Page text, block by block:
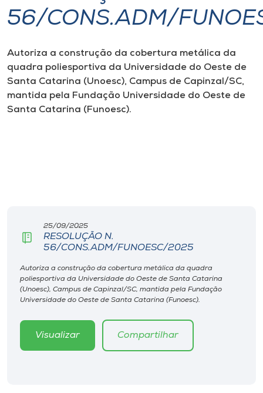
I.nova
Diplomados
Cultura
Rádio
Museu
Unoesc
Store
56/CONS.ADM/
Autoriza a construção da cobertura metálica da
quadra poliesportiva da Universidade do Oeste de
Santa Catarina (Unoesc), Campus de Capinzal/SC,
mantida pela Fundação Universidade do Oeste de
Santa Catarina (Funoesc).
25/09/2025
RESOLUÇÃO N.
56/CONS.ADM/FUNOESC/2025
Autoriza a construção da cobertura metálica da quadra
poliesportiva da Universidade do Oeste de Santa Catarina
(Unoesc), Campus de Capinzal/SC, mantida pela Fundação
Universidade do Oeste de Santa Catarina (Funoesc).
Visualizar Compartilhar